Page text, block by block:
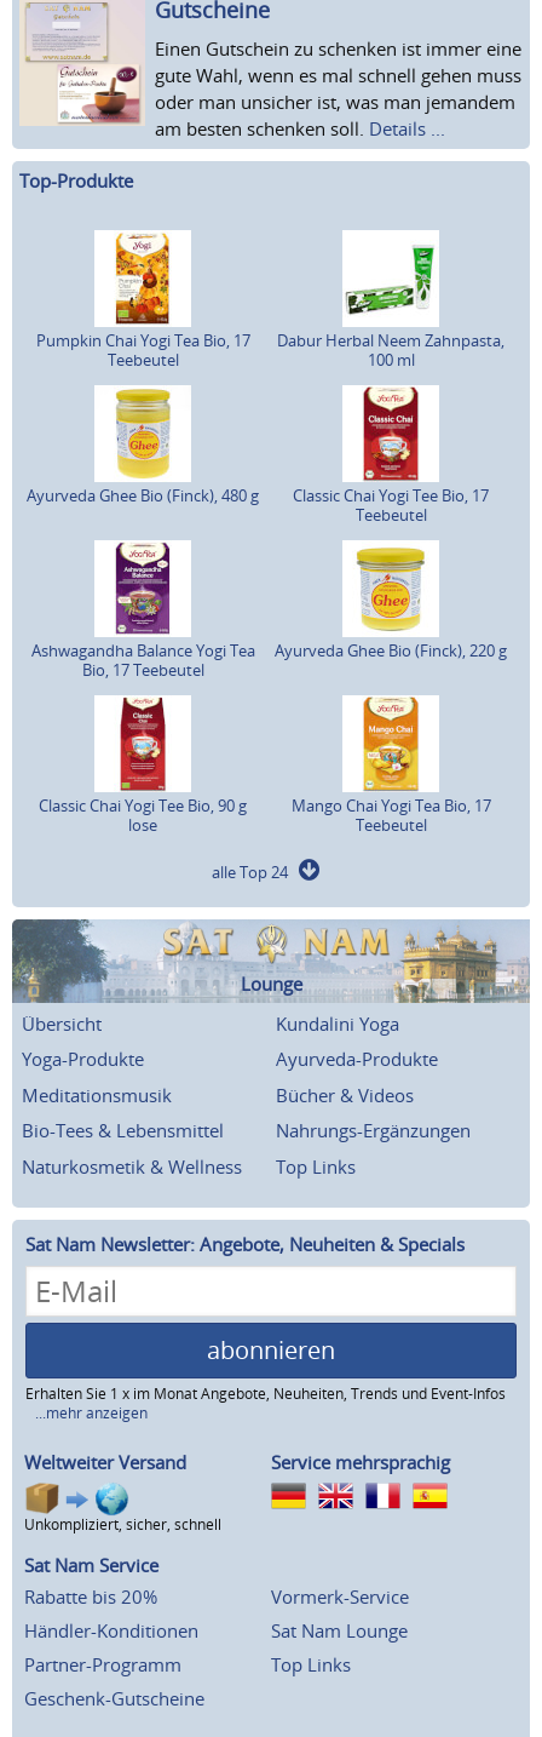
Gutscheine
Einen Gutschein zu schenken ist immer eine
gute Wahl, wenn es mal schnell gehen muss
oder man unsicher ist, was man jemandem
am besten schenken soll. Details ...
Top-Produkte
Pumpkin Chai Yogi Tea Bio, 17
Teebeutel
Dabur Herbal Neem Zahnpasta,
100 ml
Ayurveda Ghee Bio (Finck), 480 g
Classic Chai Yogi Tee Bio, 17
Teebeutel
Ashwagandha Balance Yogi Tea
Bio, 17 Teebeutel
Ayurveda Ghee Bio (Finck), 220 g
Classic Chai Yogi Tee Bio, 90 g
lose
Mango Chai Yogi Tea Bio, 17
Teebeutel
alle Top 24
Lounge
Übersicht
Kundalini Yoga
Yoga-Produkte
Ayurveda-Produkte
Meditationsmusik
Bücher & Videos
Bio-Tees & Lebensmittel
Nahrungs-Ergänzungen
Naturkosmetik & Wellness
Top Links
Sat Nam Newsletter: Angebote, Neuheiten & Specials
abonnieren
Erhalten Sie 1 x im Monat Angebote, Neuheiten, Trends und Event-Infos
...mehr anzeigen
Weltweiter Versand
Unkompliziert, sicher, schnell
Service mehrsprachig
Sat Nam Service
Rabatte bis 20%
Händler-Konditionen
Partner-Programm
Geschenk-Gutscheine
Vormerk-Service
Sat Nam Lounge
Top Links